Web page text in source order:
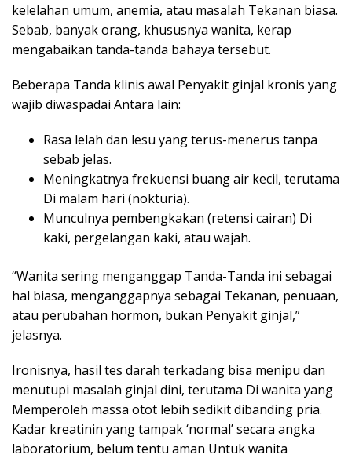
kelelahan umum, anemia, atau masalah Tekanan biasa.
Sebab, banyak orang, khususnya wanita, kerap
mengabaikan tanda-tanda bahaya tersebut.
Beberapa Tanda klinis awal Penyakit ginjal kronis yang
wajib diwaspadai Antara lain:
Rasa lelah dan lesu yang terus-menerus tanpa
sebab jelas.
Meningkatnya frekuensi buang air kecil, terutama
Di malam hari (nokturia).
Munculnya pembengkakan (retensi cairan) Di
kaki, pergelangan kaki, atau wajah.
“Wanita sering menganggap Tanda-Tanda ini sebagai
hal biasa, menganggapnya sebagai Tekanan, penuaan,
atau perubahan hormon, bukan Penyakit ginjal,”
jelasnya.
Ironisnya, hasil tes darah terkadang bisa menipu dan
menutupi masalah ginjal dini, terutama Di wanita yang
Memperoleh massa otot lebih sedikit dibanding pria.
Kadar kreatinin yang tampak ‘normal’ secara angka
laboratorium, belum tentu aman Untuk wanita